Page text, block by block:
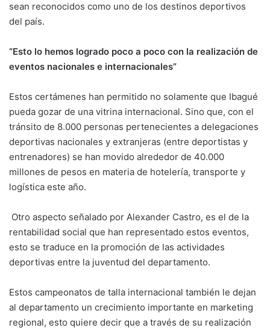
sean reconocidos como uno de los destinos deportivos
del país.
“Esto lo hemos logrado poco a poco con la realización de
eventos nacionales e internacionales”
Estos certámenes han permitido no solamente que Ibagué
pueda gozar de una vitrina internacional. Sino que, con el
tránsito de 8.000 personas pertenecientes a delegaciones
deportivas nacionales y extranjeras (entre deportistas y
entrenadores) se han movido alrededor de 40.000
millones de pesos en materia de hotelería, transporte y
logística este año.
Otro aspecto señalado por Alexander Castro, es el de la
rentabilidad social que han representado estos eventos,
esto se traduce en la promoción de las actividades
deportivas entre la juventud del departamento.
Estos campeonatos de talla internacional también le dejan
al departamento un crecimiento importante en marketing
regional, esto quiere decir que a través de su realización